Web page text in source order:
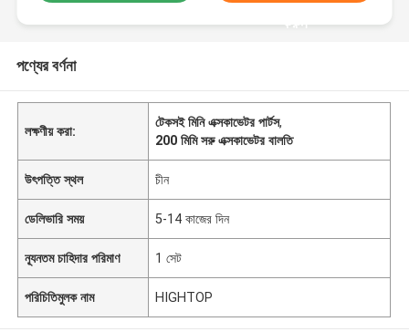
করুন
পণ্যের বর্ণনা
লক্ষণীয় করা:
টেকসই মিনি এক্সকাভেটর পার্টস,
200 মিমি সরু এক্সকাভেটর বালতি
উৎপত্তি স্থল চীন
ডেলিভারি সময় 5-14 কাজের দিন
ন্যূনতম চাহিদার পরিমাণ 1 সেট
পরিচিতিমুলক নাম HIGHTOP